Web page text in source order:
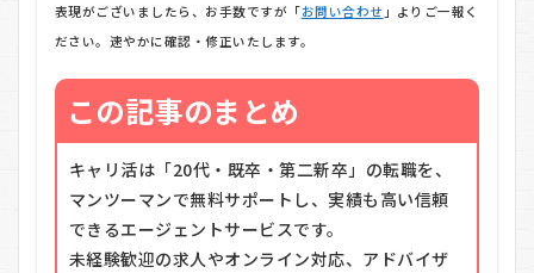
表現がございましたら、お手数ですが「お問い合わせ 」よりご一報く
ださい。速やかに確認・修正いたします。
この記事のまとめ
キャリ活は「20代・既卒・第二新卒」の転職を、
マンツーマンで無料サポートし、実績も高い信頼
できるエージェントサービスです。
未経験歓迎の求人やオンライン対応、アドバイザ